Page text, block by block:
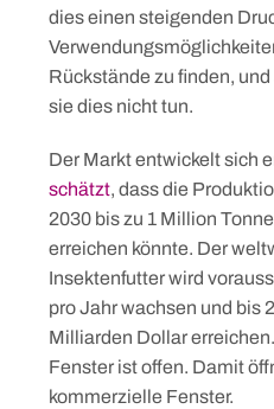
dies einen steigenden
Rückstände zu finden,
sie dies nicht tun.
Der Markt entwickelt sich
schätzt, dass die
2030 bis zu 1 Million
erreichen könnte. Der
Insektenfutter wird
pro Jahr wachsen und bis
Milliarden Dollar
Fenster ist offen. Damit
kommerzielle Fenster.